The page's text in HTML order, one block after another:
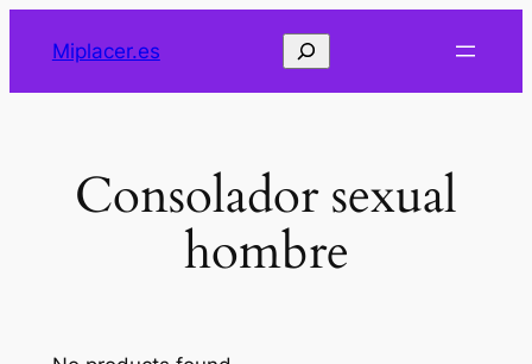
Miplacer.es Buscar
Consolador sexual
hombre